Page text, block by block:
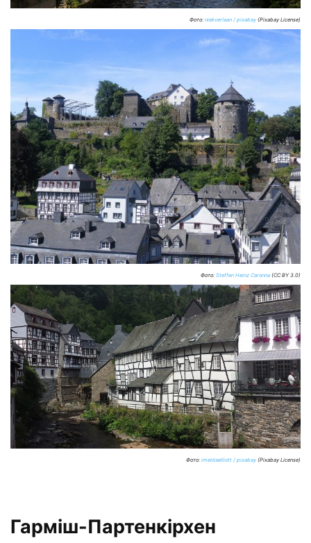
Фото: niekverlaan / pixabay (Pixabay License)
Фото: Steffen Heinz Caronna (CC BY 3.0)
Фото: imeldaelliott / pixabay (Pixabay License)
Гарміш-Партенкірхен